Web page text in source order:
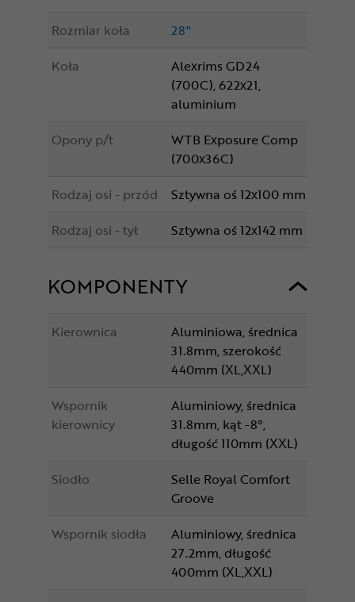
Rozmiar koła
28"
Koła
Alexrims GD24
(700C), 622x21,
aluminium
Opony p/t
WTB Exposure Comp
(700x36C)
Rodzaj osi - przód
Sztywna oś 12x100 mm
Rodzaj osi - tył
Sztywna oś 12x142 mm
KOMPONENTY
Kierownica
Aluminiowa, średnica
31.8mm, szerokość
440mm (XL,XXL)
Wspornik
kierownicy
Aluminiowy, średnica
31.8mm, kąt -8°,
długość 110mm (XXL)
Siodło
Selle Royal Comfort
Groove
Wspornik siodła
Aluminiowy, średnica
27.2mm, długość
400mm (XL,XXL)